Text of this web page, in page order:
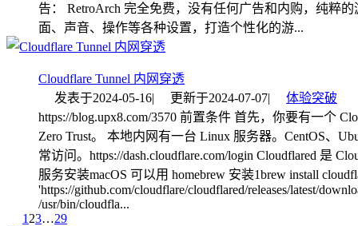
告： RetroArch 完全免费，没有任何广告和内购，纯粹
面、声音、操作等各种设置，打造个性化的游...
Cloudflare Tunnel 内网穿透
发表于2024-05-16| 更新于2024-07-07|
体验突破
https://blog.upx8.com/3570 前置条件 首先，你要有一个
Zero Trust。 本地内网有一台 Linux 服务器。CentOS、
常访问。https://dash.cloudflare.com/login Cloudflared 是
服务安装macOS 可以用 homebrew 安装1brew install
'https://github.com/cloudflare/cloudflared/releases/latest/
/usr/bin/cloudfla...
1 23…29